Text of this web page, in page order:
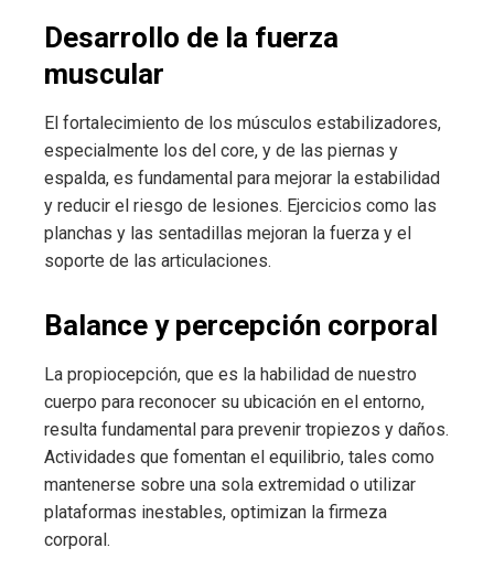
Desarrollo de la fuerza
muscular
El fortalecimiento de los músculos estabilizadores,
especialmente los del core, y de las piernas y
espalda, es fundamental para mejorar la estabilidad
y reducir el riesgo de lesiones. Ejercicios como las
planchas y las sentadillas mejoran la fuerza y el
soporte de las articulaciones.
Balance y percepción corporal
La propiocepción, que es la habilidad de nuestro
cuerpo para reconocer su ubicación en el entorno,
resulta fundamental para prevenir tropiezos y daños.
Actividades que fomentan el equilibrio, tales como
mantenerse sobre una sola extremidad o utilizar
plataformas inestables, optimizan la firmeza
corporal.